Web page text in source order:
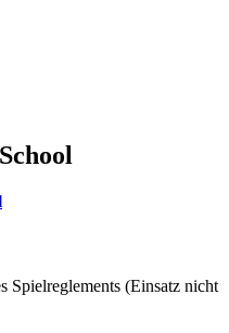
Spielreglements (Einsatz nicht